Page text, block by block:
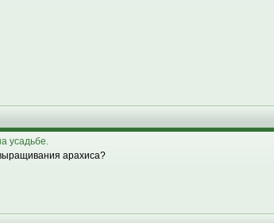
усадьбе.
арахиса?